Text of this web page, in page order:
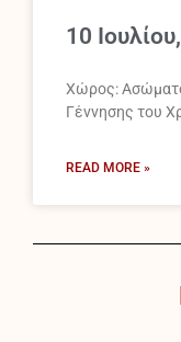
10
Χώρος:
Γέννησης του
READ MORE »